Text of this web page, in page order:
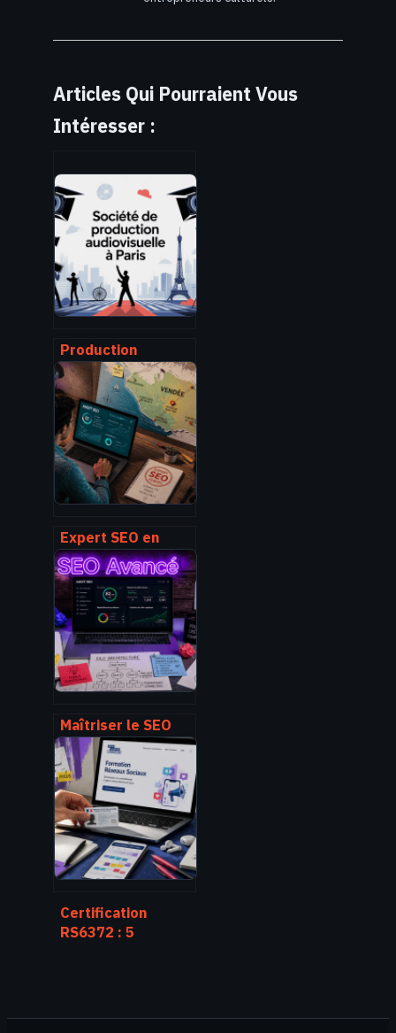
Articles Qui Pourraient Vous
Intéresser :
Production
audiovisuelle paris
: choisir le bon
partenaire pour
vos projets
Expert SEO en
Vendée : 15 ans
d’expérience pour
dominer vos
résultats locaux
sur Google
Maîtriser le SEO
avancé :
techniques
d’ingénierie pour
dominer les
résultats de
recherche
Certification
RS6372 : 5